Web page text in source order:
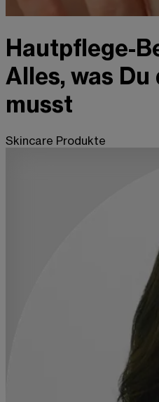
Hautpflege-
Alles, was Du
musst
Skincare Produkte